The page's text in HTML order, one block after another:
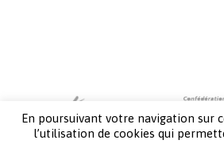
En poursuivant votre navigation sur
l’utilisation de cookies qui